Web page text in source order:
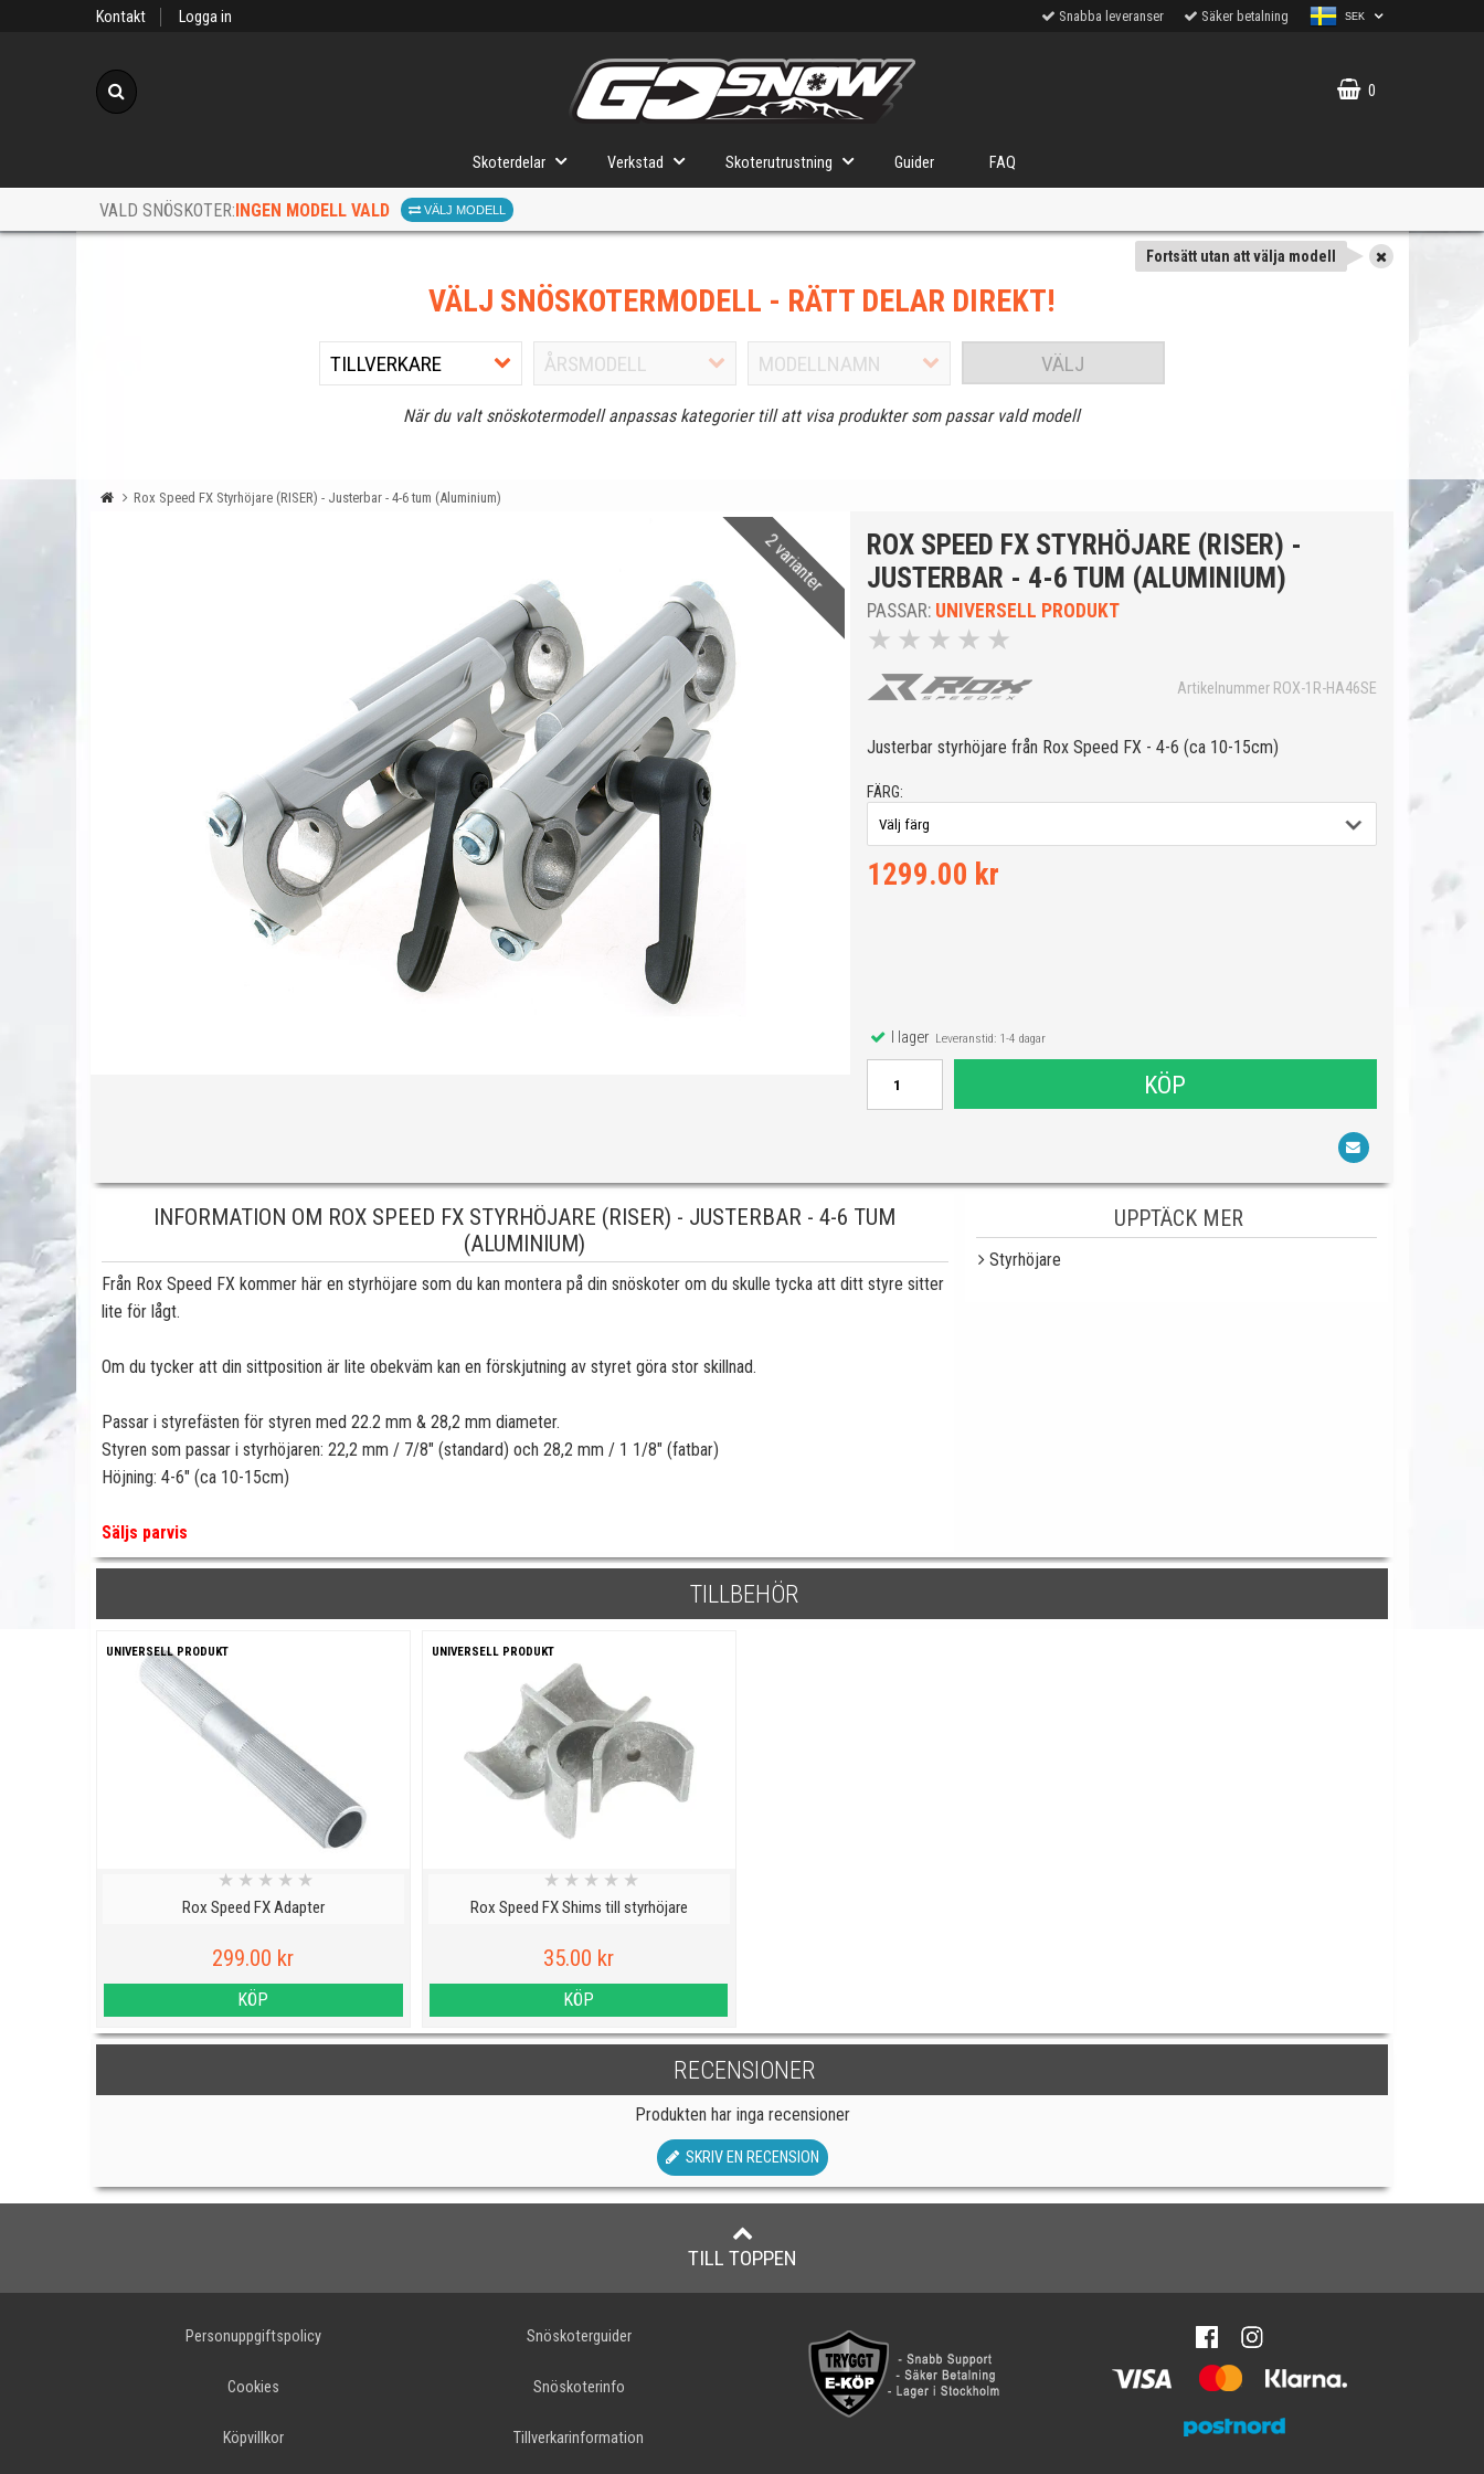
Kontakt Logga in Snabba leveranser Säker betalning SEK
0
Skoterdelar Verkstad Skoterutrustning Guider FAQ
VALD SNÖSKOTER:INGEN MODELL VALD VÄLJ MODELL
Fortsätt utan att välja modell
VÄLJ SNÖSKOTERMODELL - RÄTT DELAR DIREKT!
VÄLJ
När du valt snöskotermodell anpassas kategorier till att visa produkter som passar vald modell
Rox Speed FX Styrhöjare (RISER) - Justerbar - 4-6 tum (Aluminium)
2 varianter
ROX SPEED FX STYRHÖJARE (RISER) -
JUSTERBAR - 4-6 TUM (ALUMINIUM)
PASSAR: UNIVERSELL PRODUKT
★ ★ ★ ★ ★
Artikelnummer ROX-1R-HA46SE
Justerbar styrhöjare från Rox Speed FX - 4-6 (ca 10-15cm)
FÄRG:
1299.00 kr
I lagerLeveranstid: 1-4 dagar
KÖP
INFORMATION OM ROX SPEED FX STYRHÖJARE (RISER) - JUSTERBAR - 4-6 TUM
(ALUMINIUM)
Från Rox Speed FX kommer här en styrhöjare som du kan montera på din snöskoter om du skulle tycka att ditt styre sitter
lite för lågt.
Om du tycker att din sittposition är lite obekväm kan en förskjutning av styret göra stor skillnad.
Passar i styrefästen för styren med 22.2 mm & 28,2 mm diameter.
Styren som passar i styrhöjaren: 22,2 mm / 7/8" (standard) och 28,2 mm / 1 1/8" (fatbar)
Höjning: 4-6" (ca 10-15cm)
Säljs parvis
UPPTÄCK MER
Styrhöjare
TILLBEHÖR
UNIVERSELL PRODUKT
Rox Speed FX Adapter
★ ★ ★ ★ ★
299.00 kr
KÖP
UNIVERSELL PRODUKT
Rox Speed FX Shims till styrhöjare
★ ★ ★ ★ ★
35.00 kr
KÖP
RECENSIONER
Produkten har inga recensioner
SKRIV EN RECENSION
TILL TOPPEN
Personuppgiftspolicy
Cookies
Köpvillkor
Snöskoterguider
Snöskoterinfo
Tillverkarinformation